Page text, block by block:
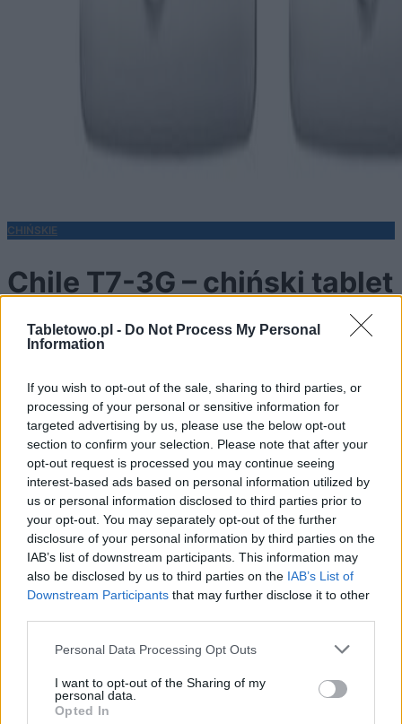
Tabletowo.pl - Do Not Process My Personal
Information
If you wish to opt-out of the sale, sharing to third parties, or
processing of your personal or sensitive information for
targeted advertising by us, please use the below opt-out
section to confirm your selection. Please note that after your
opt-out request is processed you may continue seeing
interest-based ads based on personal information utilized by
us or personal information disclosed to third parties prior to
your opt-out. You may separately opt-out of the further
disclosure of your personal information by third parties on the
IAB’s list of downstream participants. This information may
also be disclosed by us to third parties on the IAB’s List of
Downstream Participants that may further disclose it to other
Please note that this website/app uses one or more Google
not limited to your visit or usage behaviour. You may click to
grant or deny consent to Google and its third-party tags to
use your data for below specified purposes in below Google
Personal Data Processing Opt Outs
I want to opt-out of the Sharing of my
personal data.
Opted In
CHIŃSKIE
Chile T7-3G – chiński tablet
z Androidem 2.1
KATARZYNA PURA · 12 LIPCA 2010
Strona główna
Chińskie
Chile T7-3G – chiński tablet z Androidem 2.1
DodajTabletowo jako preferowane źródło w
Google
Nasze artykuły będą częściej pojawiać się w Twoich wynikach